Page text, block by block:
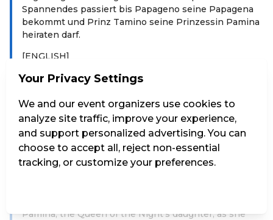
Spannendes passiert bis Papageno seine Papagena
bekommt und Prinz Tamino seine Prinzessin Pamina
heiraten darf.
[ENGLISH]
The composer Wolfgang Amadeus Mozart - as a
friendly way Spoken language: German Duration:
1h15min incl 15min intermission Synopsis in English
and other languages at the Box office. Price € 1,-
The story begins in the "Magic Flute House". In this
little house, still standing today in the garden of the
Pamina, the Queen of the Night's daughter, as she
Your Privacy Settings
We and our event organizers use cookies to
analyze site traffic, improve your experience,
and support personalized advertising. You can
choose to accept all, reject non-essential
tracking, or customize your preferences.